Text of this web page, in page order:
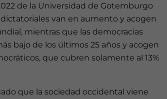
de la Universidad de Gotemburgo
van en aumento y acogen
mientras que las democracias
bajo de los últimos 25 años y acogen
que cubren solamente al 13%
que la sociedad occidental viene